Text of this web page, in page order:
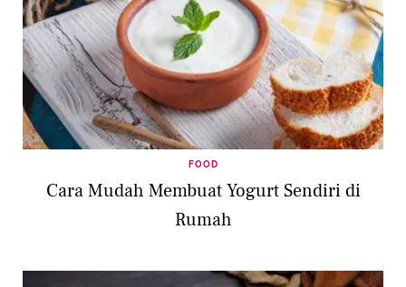
FOOD
Cara Mudah Membuat Yogurt Sendiri di
Rumah